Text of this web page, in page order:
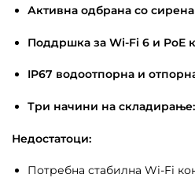
Активна одбрана со сирена
Поддршка за Wi-Fi 6 и PoE
IP67 водоотпорна и
Три начини на
Недостатоци:
Потребна стабилна Wi-Fi